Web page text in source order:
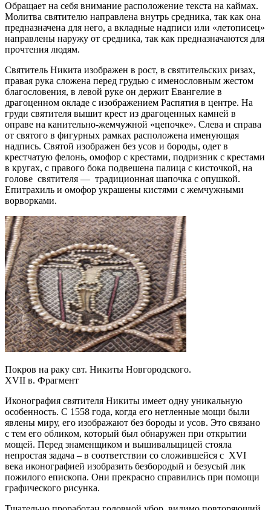
Обращает на себя внимание расположение текста на каймах.
Молитва святителю направлена внутрь средника, так как она
предназначена для него, а вкладные надписи или «летописец»
направлены наружу от средника, так как предназначаются для
прочтения людям.
Святитель Никита изображен в рост, в святительских ризах,
правая рука сложена перед грудью с именословным жестом
благословения, в левой руке он держит Евангелие в
драгоценном окладе с изображением Распятия в центре. На
груди святителя вышит крест из драгоценных камней в
оправе на канительно-жемчужной «цепочке». Слева и справа
от святого в фигурных рамках расположена именующая
надпись. Святой изображен без усов и бороды, одет в
крестчатую фелонь, омофор с крестами, подризник с крестами
в кругах, с правого бока подвешена палица с кисточкой, на
голове святителя — традиционная шапочка с опушкой.
Епитрахиль и омофор украшены кистями с жемчужными
ворворками.
Покров на раку свт. Никиты Новгородского.
XVII в. Фрагмент
Иконография святителя Никиты имеет одну уникальную
особенность. С 1558 года, когда его нетленные мощи были
явлены миру, его изображают без бороды и усов. Это связано
с тем его обликом, который был обнаружен при открытии
мощей. Перед знаменщиком и вышивальщицей стояла
непростая задача – в соответствии со сложившейся с XVI
века иконографией изобразить безбородый и безусый лик
пожилого епископа. Они прекрасно справились при помощи
графического рисунка.